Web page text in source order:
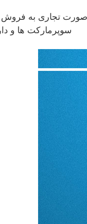
صورت تجاری به
سوپرمارکت ها و